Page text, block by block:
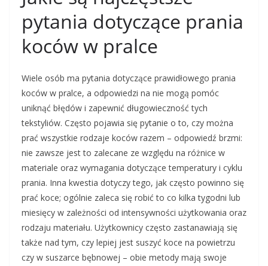
pytania dotyczące prania
koców w pralce
Wiele osób ma pytania dotyczące prawidłowego prania
koców w pralce, a odpowiedzi na nie mogą pomóc
uniknąć błędów i zapewnić długowieczność tych
tekstyliów. Często pojawia się pytanie o to, czy można
prać wszystkie rodzaje koców razem – odpowiedź brzmi:
nie zawsze jest to zalecane ze względu na różnice w
materiale oraz wymagania dotyczące temperatury i cyklu
prania. Inna kwestia dotyczy tego, jak często powinno się
prać koce; ogólnie zaleca się robić to co kilka tygodni lub
miesięcy w zależności od intensywności użytkowania oraz
rodzaju materiału. Użytkownicy często zastanawiają się
także nad tym, czy lepiej jest suszyć koce na powietrzu
czy w suszarce bębnowej – obie metody mają swoje